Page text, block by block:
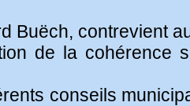
Buëch, contrevient
de la cohérence
conseils